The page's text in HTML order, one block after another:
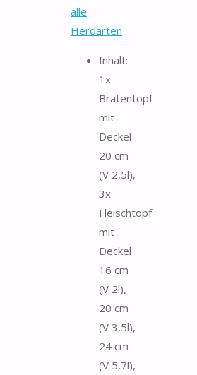
alle
Herdarten
Inhalt:
1x
Bratentopf
mit
Deckel
20 cm
(V 2,5l),
3x
Fleischtopf
mit
Deckel
16 cm
(V 2l),
20 cm
(V 3,5l),
24 cm
(V 5,7l),